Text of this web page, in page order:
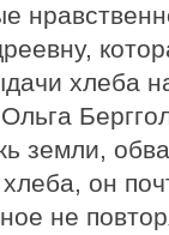
хлеба
земли,
он
не